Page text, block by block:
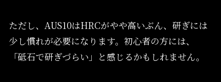
ただし、AUS10はHRCがやや高いぶん、研ぎには
少し慣れが必要になります。初心者の方には、
「砥石で研ぎづらい」と感じるかもしれません。